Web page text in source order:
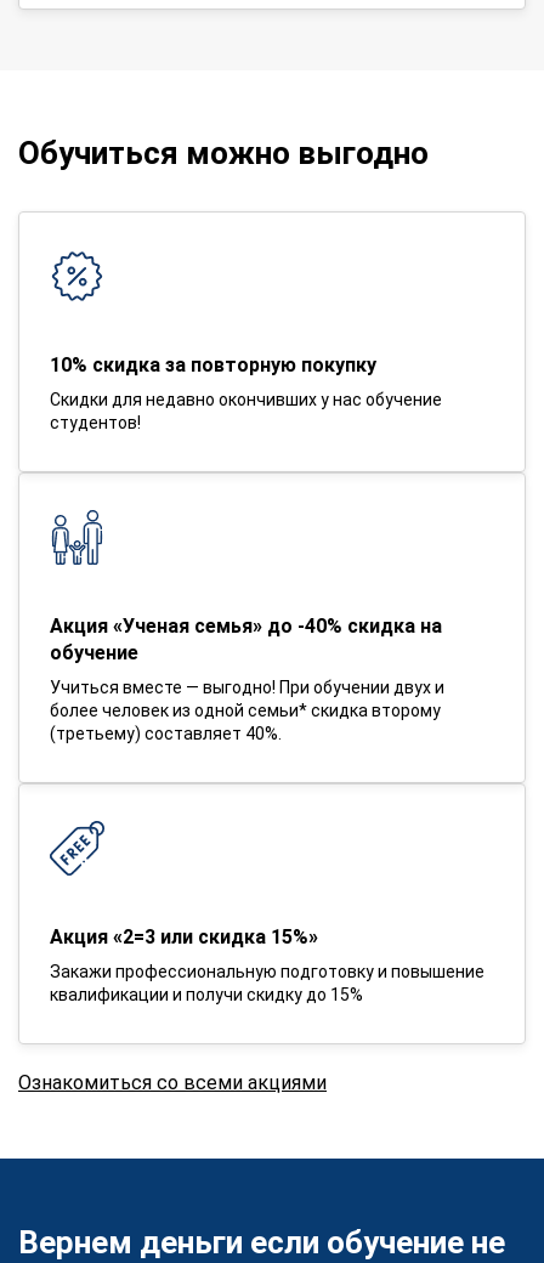
Обучиться можно выгодно
10% скидка за повторную покупку
Скидки для недавно окончивших у нас обучение
студентов!
Акция «Ученая семья» до -40% скидка на
обучение
Учиться вместе — выгодно! При обучении двух и
более человек из одной семьи* скидка второму
(третьему) составляет 40%.
Акция «2=3 или скидка 15%»
Закажи профессиональную подготовку и повышение
квалификации и получи скидку до 15%
Ознакомиться со всеми акциями
Вернем деньги если обучение не